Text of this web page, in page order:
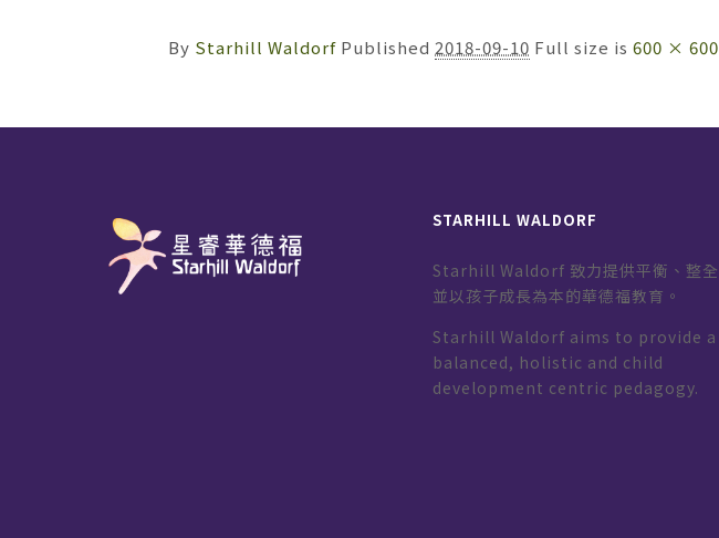
By Starhill Waldorf Published 2018-09-10 Full size is 600 × 600
STARHILL WALDORF
Starhill Waldorf 致力提供平衡、整全
並以孩子成長為本的華德福教育。
Starhill Waldorf aims to provide a
balanced, holistic and child
development centric pedagogy.